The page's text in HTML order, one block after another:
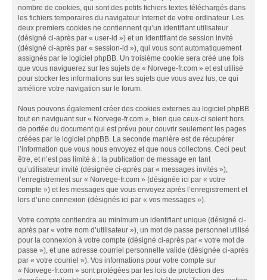
nombre de cookies, qui sont des petits fichiers textes téléchargés dans
les fichiers temporaires du navigateur Internet de votre ordinateur. Les
deux premiers cookies ne contiennent qu’un identifiant utilisateur
(désigné ci-après par « user-id ») et un identifiant de session invité
(désigné ci-après par « session-id »), qui vous sont automatiquement
assignés par le logiciel phpBB. Un troisième cookie sera créé une fois
que vous naviguerez sur les sujets de « Norvege-fr.com » et est utilisé
pour stocker les informations sur les sujets que vous avez lus, ce qui
améliore votre navigation sur le forum.
Nous pouvons également créer des cookies externes au logiciel phpBB
tout en naviguant sur « Norvege-fr.com », bien que ceux-ci soient hors
de portée du document qui est prévu pour couvrir seulement les pages
créées par le logiciel phpBB. La seconde manière est de récupérer
l’information que vous nous envoyez et que nous collectons. Ceci peut
être, et n’est pas limité à : la publication de message en tant
qu’utilisateur invité (désignée ci-après par « messages invités »),
l’enregistrement sur « Norvege-fr.com » (désignée ici par « votre
compte ») et les messages que vous envoyez après l’enregistrement et
lors d’une connexion (désignés ici par « vos messages »).
Votre compte contiendra au minimum un identifiant unique (désigné ci-
après par « votre nom d’utilisateur »), un mot de passe personnel utilisé
pour la connexion à votre compte (désigné ci-après par « votre mot de
passe »), et une adresse courriel personnelle valide (désignée ci-après
par « votre courriel »). Vos informations pour votre compte sur
« Norvege-fr.com » sont protégées par les lois de protection des